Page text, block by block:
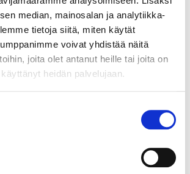
median, mainosalan ja analytiikka-
tietoja siitä, miten käytät
voivat yhdistää näitä
joita olet antanut heille tai joita on
heidän palvelujaan.
Tiedonhakutaidot
Tässä moduulissa opit
ja hakukoneita tiedonhakuun
arvioimaan tiedon luotettavuutta ja